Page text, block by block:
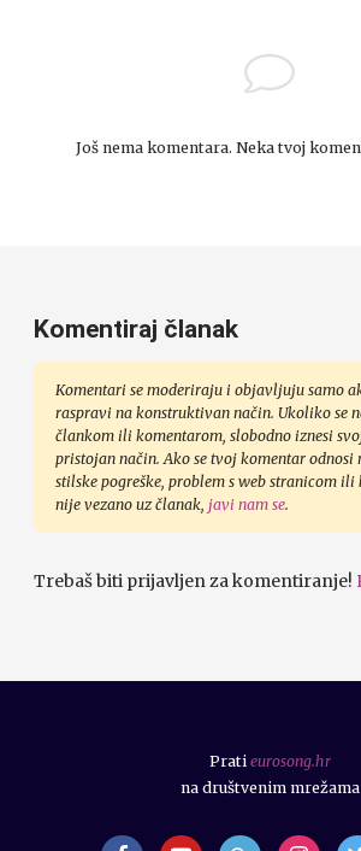
Još nema komentara. Neka tvoj
Komentiraj članak
Komentari se moderiraju i objavljuju samo
raspravi na konstruktivan način. Ukoliko se
člankom ili komentarom, slobodno iznesi
pristojan način. Ako se tvoj komentar
stilske pogreške, problem s web stranicom ili
nije vezano uz članak, javi nam se.
Trebaš biti prijavljen za komentiranje!
Prati eurosong.hr
na društvenim mrežama